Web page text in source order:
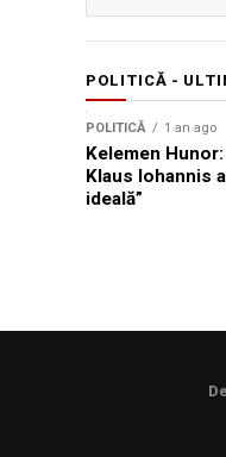
POLITICĂ -
POLITICĂ 1 an ago
Kelemen
Klaus Iohannis
ideală”